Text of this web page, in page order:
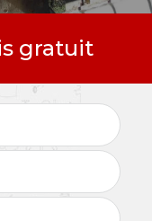
gratuit